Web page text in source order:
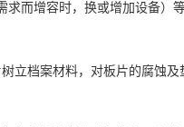
而增容时，换或增加设备）等
立档案材料，对板片的腐蚀